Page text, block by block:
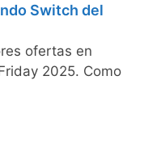
Switch del
ofertas en
2025. Como